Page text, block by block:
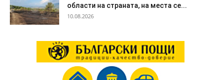
области на страната, на места се...
10.08.2026